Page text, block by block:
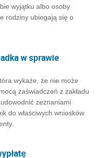
wyjątku albo osoby
rodziny ubiegają się o
w sprawie
wykaże, że nie może
zaświadczeń z zakładu
zeznaniami
do właściwych wniosków